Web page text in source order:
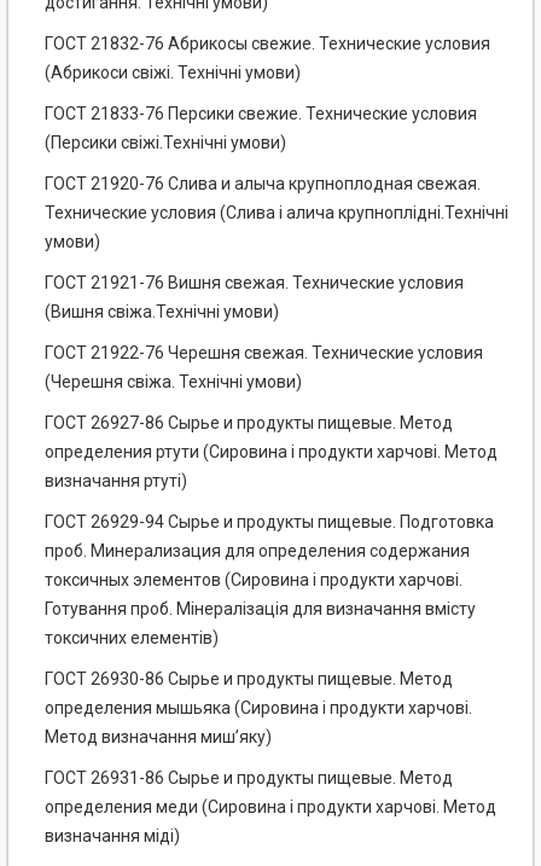
ГОСТ 21832-76 Абрикосы свежие. Технические условия
(Абрикоси свіжі. Технічні умови)
ГОСТ 21833-76 Персики свежие. Технические условия
(Персики свіжі.Технічні умови)
ГОСТ 21920-76 Слива и алыча крупноплодная свежая.
Технические условия (Слива і алича крупноплідні.Технічні
умови)
ГОСТ 21921-76 Вишня свежая. Технические условия
(Вишня свіжа.Технічні умови)
ГОСТ 21922-76 Черешня свежая. Технические условия
(Черешня свіжа. Технічні умови)
ГОСТ 26927-86 Сырье и продукты пищевые. Метод
определения ртути (Сировина і продукти харчові. Метод
визначання ртуті)
ГОСТ 26929-94 Сырье и продукты пищевые. Подготовка
проб. Минерализация для определения содержания
токсичных элементов (Сировина і продукти харчові.
Готування проб. Мінералізація для визначання вмісту
токсичних елементів)
ГОСТ 26930-86 Сырье и продукты пищевые. Метод
определения мышьяка (Сировина і продукти харчові.
Метод визначання миш’яку)
ГОСТ 26931-86 Сырье и продукты пищевые. Метод
определения меди (Сировина і продукти харчові. Метод
визначання міді)